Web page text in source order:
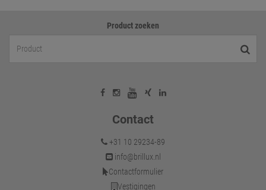
Product zoeken
Contact
+31 10 29234-89
info@brillux.nl
Contactformulier
Vestigingen